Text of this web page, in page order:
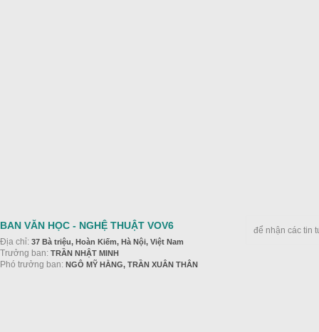
BAN VĂN HỌC - NGHỆ THUẬT VOV6
Địa chỉ: 37 Bà triệu, Hoàn Kiếm, Hà Nội, Việt Nam
Trưởng ban: TRẦN NHẬT MINH
Phó trưởng ban: NGÔ MỸ HẰNG, TRẦN XUÂN THÂN
để nhận các tin